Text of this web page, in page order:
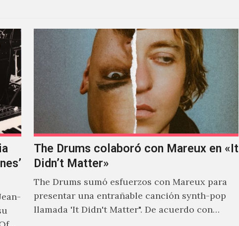
The Drums colaboró con Mareux en «It
Didn’t Matter»
The Drums sumó esfuerzos con Mareux para
presentar una entrañable canción synth-pop
llamada 'It Didn't Matter". De acuerdo con